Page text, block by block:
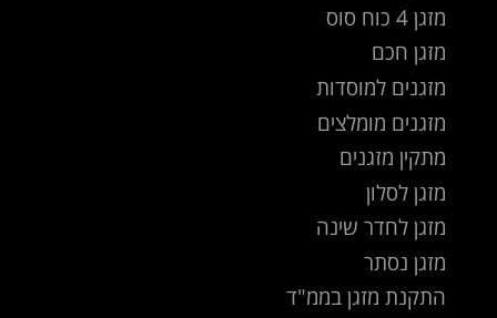
מזגן 4 כוח סוס
מזגן חכם
מזגנים למוסדות
מזגנים מומלצים
מתקין מזגנים
מזגן לסלון
מזגן לחדר שינה
מזגן נסתר
התקנת מזגן בממ"ד